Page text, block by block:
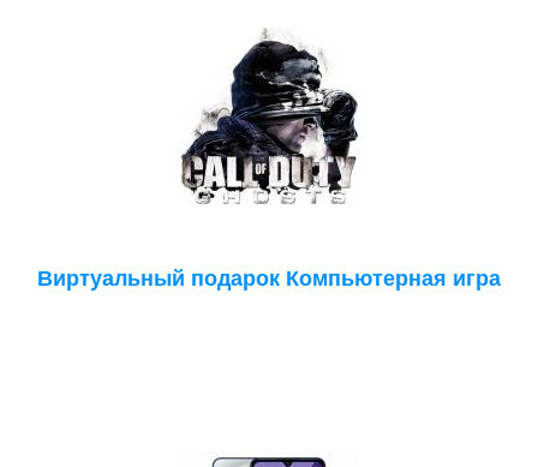
Виртуальный подарок Компьютерная игра